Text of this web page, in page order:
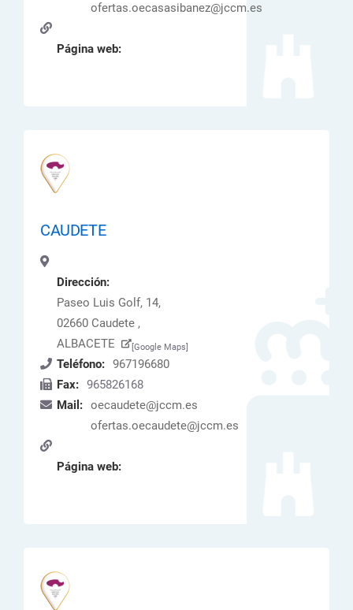
ofertas.oecasasibanez@jccm.es
Página web:
CAUDETE
Dirección:
Paseo Luis Golf, 14,
02660 Caudete ,
ALBACETE
[Google Maps]
Teléfono: 967196680
Fax: 965826168
Mail: oecaudete@jccm.es
ofertas.oecaudete@jccm.es
Página web: